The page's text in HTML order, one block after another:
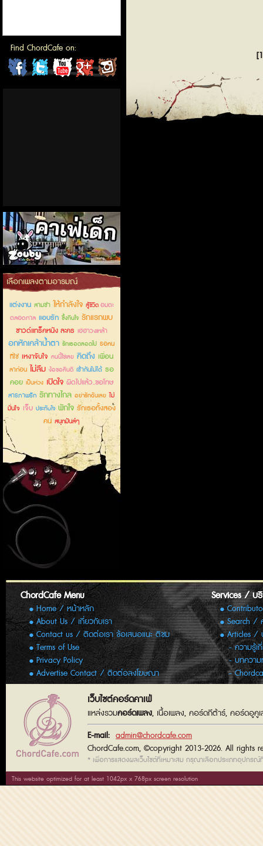
Find ChordCafe on:
ChordCafeChordCafeChordCafeChordCafe
คาเฟ่เด็กลำลูกกา
เลือกเพลงตามอารมณ์
แต่งงาน สามช่า ให้กำลังใจ สู้ชีวิตอมตะ
ตลอดกาล แอบรัก ซึ้งกินใจ รักแรกพบ
ซาวด์แทร็คหนัง ละคร เฮฮาวงเหล้า
อกหักเคล้าน้ำตา รักเธอตลอดไป รอคน
ที่ใช่ เหงาจับใจ คนนี้ใช่เลย คิดถึง เพื่อน
ลาก่อน ไม่ลืม ง้อขอคืนดี เข้ากันไม่ได้ รอ
คอย เป็นห่วง เปิดใจ ผิดไปแล้ว..ขอโทษ
สารภาพรัก รักทางไกล อย่ารักฉันเลย ไม่
มั่นใจ เจ็บ ประทับใจ พักใจ รักเธอทั้งสอง
คน สนุกมันส์ๆ
ChordCafe Menu
Home / หน้าหลัก
About Us / เกี่ยวกับเรา
Contact us / ติดต่อเรา ข้อเสนอแนะ ติชม
Terms of Use
Privacy Policy
Advertise Contact / ติดต่อลงโฆษณา
Services / บ
Search /
Articles /
ความรู้
บทความ
เว็บไซต์คอร์ดคาเฟ่
แหล่งรวมคอร์ดเพลง, เนื้อเพลง, คอร์ดกีต้าร์, คอร์ดอูคู
E-mail: admin@chordcafe.com
ChordCafe.com, ©copyright 2013-2026. All rights
* เพื่อการแสดงผลเว็บไซต์ที่เหมาะสม กรุณาเลือกประเภทอุปกรณ์
This website optimized for at least 1042px x 768px screen resolution